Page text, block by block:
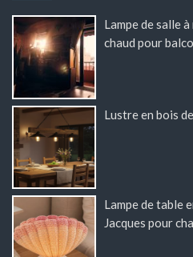
Lampe de salle
chaud pour
Lustre en bois
Lampe de table
Jacques pour